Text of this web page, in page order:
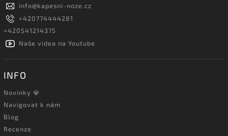
info@kapesni-noze.cz
+420774444281
+420541214375
Naše videa na Youtube
INFO
Novinky 💎
Navigovat k nám
Blog
Recenze